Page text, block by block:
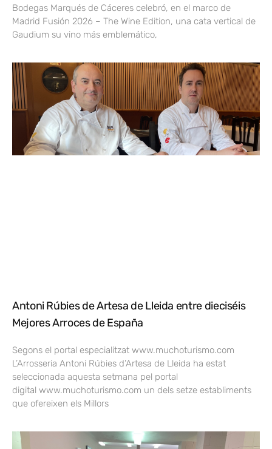
Bodegas Marqués de Cáceres celebró, en el marco de
Madrid Fusión 2026 – The Wine Edition, una cata vertical de
Gaudium su vino más emblemático,
Antoni Rúbies de Artesa de Lleida entre dieciséis
Mejores Arroces de España
Segons el portal especialitzat www.muchoturismo.com
L’Arrosseria Antoni Rúbies d’Artesa de Lleida ha estat
seleccionada aquesta setmana pel portal
digital www.muchoturismo.com un dels setze establiments
que ofereixen els Millors